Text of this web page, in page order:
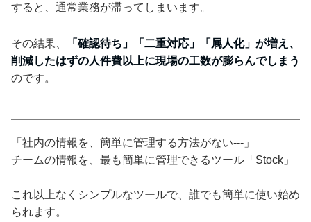
すると、通常業務が滞ってしまいます。
その結果、
「確認待ち」「二重対応」「属人化」が増え、
削減したはずの人件費以上に現場の工数が膨らんでしまう
のです。
「社内の情報を、簡単に管理する方法がない---」
チームの情報を、最も簡単に管理できるツール「Stock」
これ以上なくシンプルなツールで、誰でも簡単に使い始め
られます。